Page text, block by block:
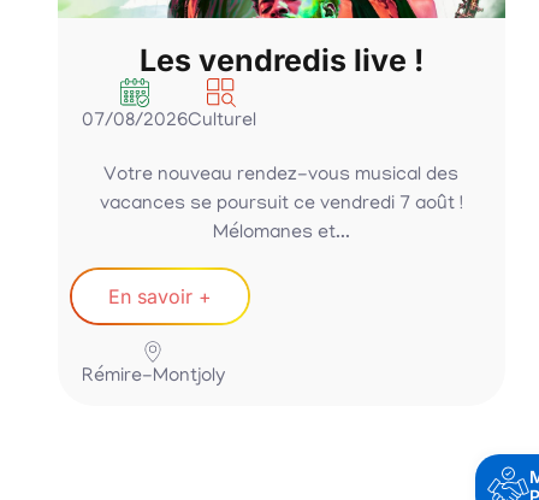
Les vendredis live !
07/08/2026Culturel
Votre nouveau rendez-vous musical des
vacances se poursuit ce vendredi 7 août !
Mélomanes et...
En savoir +
Rémire-Montjoly